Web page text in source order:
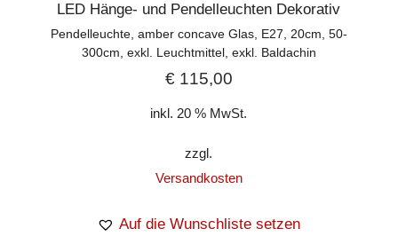
LED Hänge- und Pendelleuchten Dekorativ
Pendelleuchte, amber concave Glas, E27, 20cm, 50-
300cm, exkl. Leuchtmittel, exkl. Baldachin
€115,00
inkl. 20 % MwSt.
zzgl.
Versandkosten
Auf die Wunschliste setzen